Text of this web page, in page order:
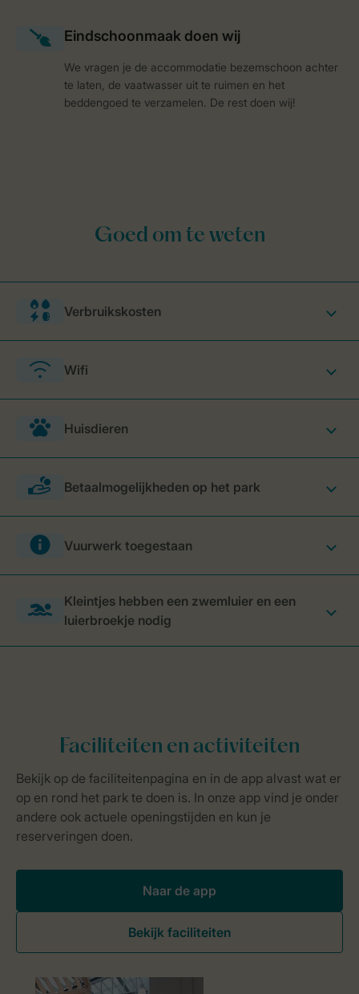
We vragen je de accommodatie bezemschoon achter
te laten, de vaatwasser uit te ruimen en het
beddengoed te verzamelen. De rest doen wij!
Verbruikskosten
Wifi
Huisdieren
Betaalmogelijkheden op het park
Vuurwerk toegestaan
Kleintjes hebben een zwemluier en een
luierbroekje nodig
Naar de app
Bekijk faciliteiten